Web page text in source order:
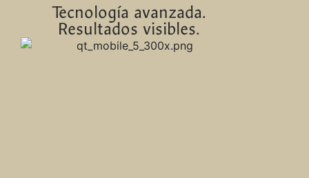
Tecnología avanzada.
Resultados visibles.